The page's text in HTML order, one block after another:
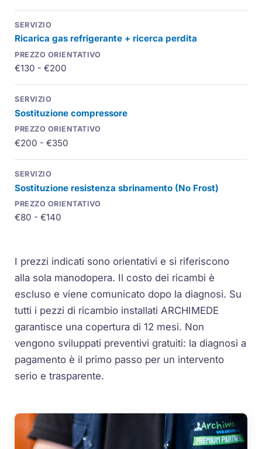
Ricarica gas refrigerante + ricerca perdita
€130 - €200
Sostituzione compressore
€200 - €350
Sostituzione resistenza sbrinamento (No Frost)
€80 - €140
I prezzi indicati sono orientativi e si riferiscono
alla sola manodopera. Il costo dei ricambi è
escluso e viene comunicato dopo la diagnosi. Su
tutti i pezzi di ricambio installati ARCHIMEDE
garantisce una copertura di 12 mesi. Non
vengono sviluppati preventivi gratuiti: la diagnosi a
pagamento è il primo passo per un intervento
serio e trasparente.